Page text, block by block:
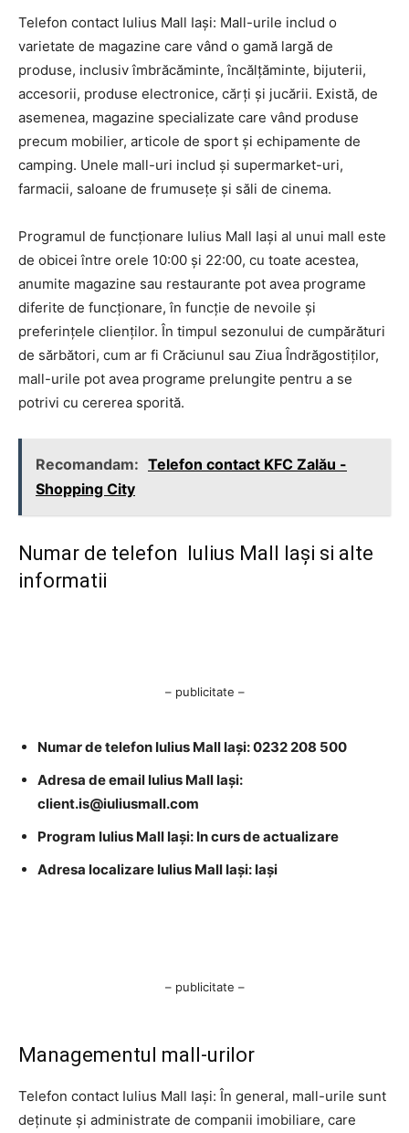
Telefon contact Iulius Mall Iași: Mall-urile includ o
varietate de magazine care vând o gamă largă de
produse, inclusiv îmbrăcăminte, încălțăminte, bijuterii,
accesorii, produse electronice, cărți și jucării. Există, de
asemenea, magazine specializate care vând produse
precum mobilier, articole de sport și echipamente de
camping. Unele mall-uri includ și supermarket-uri,
farmacii, saloane de frumusețe și săli de cinema.
Programul de funcționare Iulius Mall Iași al unui mall este
de obicei între orele 10:00 și 22:00, cu toate acestea,
anumite magazine sau restaurante pot avea programe
diferite de funcționare, în funcție de nevoile și
preferințele clienților. În timpul sezonului de cumpărături
de sărbători, cum ar fi Crăciunul sau Ziua Îndrăgostiților,
mall-urile pot avea programe prelungite pentru a se
potrivi cu cererea sporită.
Recomandam: Telefon contact KFC Zalău -
Shopping City
Numar de telefon Iulius Mall Iași si alte
informatii
– publicitate –
Numar de telefon Iulius Mall Iași: 0232 208 500
Adresa de email Iulius Mall Iași:
client.is@iuliusmall.com
Program Iulius Mall Iași: In curs de actualizare
Adresa localizare Iulius Mall Iași: Iași
– publicitate –
Managementul mall-urilor
Telefon contact Iulius Mall Iași: În general, mall-urile sunt
deținute și administrate de companii imobiliare, care